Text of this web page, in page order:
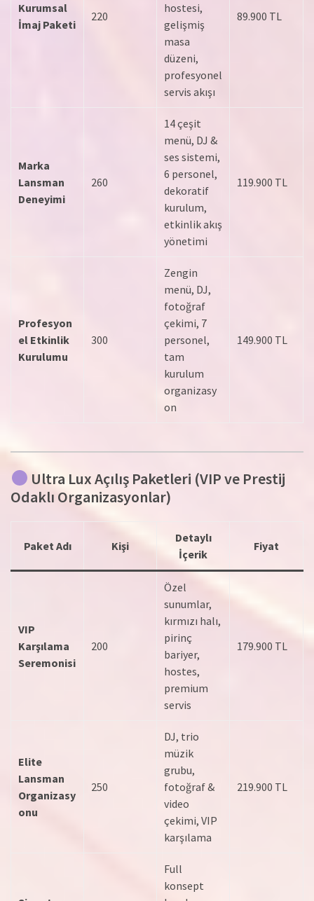
Kurumsal
İmaj Paketi
220
hostesi,
gelişmiş
masa
düzeni,
profesyonel
servis akışı
89.900 TL
Marka
Lansman
Deneyimi
260
14 çeşit
menü, DJ &
ses sistemi,
6 personel,
dekoratif
kurulum,
etkinlik akış
yönetimi
119.900 TL
Profesyon
el Etkinlik
Kurulumu
300
Zengin
menü, DJ,
fotoğraf
çekimi, 7
personel,
tam
kurulum
organizasy
on
149.900 TL
Ultra Lux Açılış Paketleri (VIP ve Prestij
Odaklı Organizasyonlar)
Paket Adı Kişi
Detaylı
İçerik
Fiyat
VIP
Karşılama
Seremonisi
200
Özel
sunumlar,
kırmızı halı,
pirinç
bariyer,
hostes,
premium
servis
179.900 TL
Elite
Lansman
Organizasy
onu
250
DJ, trio
müzik
grubu,
fotoğraf &
video
çekimi, VIP
karşılama
219.900 TL
Full
konsept